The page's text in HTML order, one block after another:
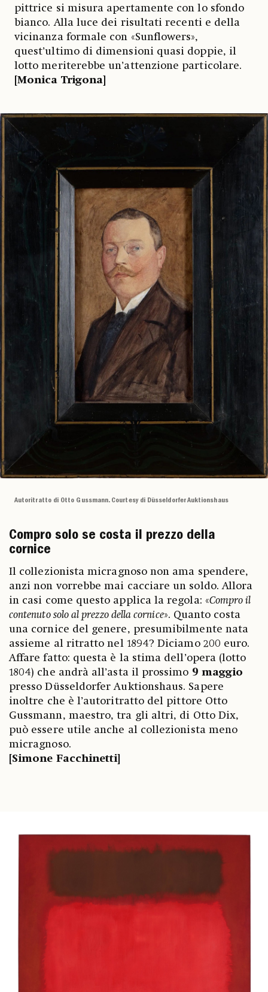
pittrice si misura apertamente con lo sfondo
bianco. Alla luce dei risultati recenti e della
vicinanza formale con «Sunflowers»,
quest’ultimo di dimensioni quasi doppie, il
lotto meriterebbe un’attenzione particolare.
[Monica Trigona]
Autoritratto di Otto Gussmann. Courtesy di Düsseldorfer Auktionshaus
Compro solo se costa il prezzo della
cornice
Il collezionista micragnoso non ama spendere,
anzi non vorrebbe mai cacciare un soldo. Allora
in casi come questo applica la regola: «Compro il
contenuto solo al prezzo della cornice». Quanto costa
una cornice del genere, presumibilmente nata
assieme al ritratto nel 1894? Diciamo 200 euro.
Affare fatto: questa è la stima dell’opera (lotto
1804) che andrà all’asta il prossimo 9 maggio
presso Düsseldorfer Auktionshaus. Sapere
inoltre che è l’autoritratto del pittore Otto
Gussmann, maestro, tra gli altri, di Otto Dix,
può essere utile anche al collezionista meno
micragnoso.
[Simone Facchinetti]